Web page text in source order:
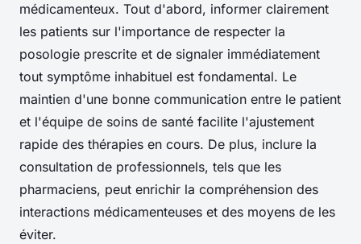
médicamenteux. Tout d'abord, informer clairement
les patients sur l'importance de respecter la
posologie prescrite et de signaler immédiatement
tout symptôme inhabituel est fondamental. Le
maintien d'une bonne communication entre le patient
et l'équipe de soins de santé facilite l'ajustement
rapide des thérapies en cours. De plus, inclure la
consultation de professionnels, tels que les
pharmaciens, peut enrichir la compréhension des
interactions médicamenteuses et des moyens de les
éviter.